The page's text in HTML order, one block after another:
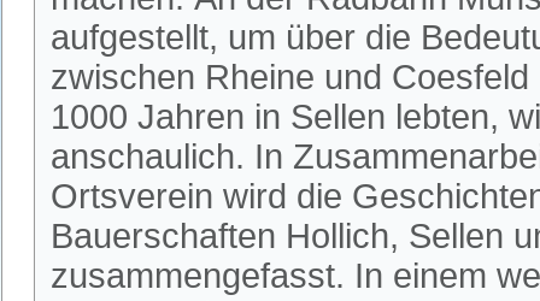
aufgestellt, um über die
zwischen Rheine und
1000 Jahren in Sellen lebten,
anschaulich. In
Ortsverein wird die
Bauerschaften Hollich, Sellen
zusammengefasst. In einem